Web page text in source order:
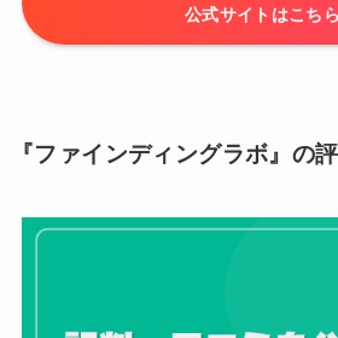
公式サイトはこちら
『ファインディングラボ』の